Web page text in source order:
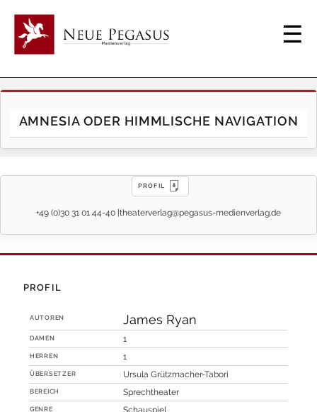
AMNESIA ODER HIMMLISCHE NAVIGATION
PROFIL
+49 (0)30 31 01 44-40 |theaterverlag@pegasus-medienverlag.de
PROFIL
AUTOREN James Ryan
DAMEN 1
HERREN 1
ÜBERSETZER Ursula Grützmacher-Tabori
BEREICH Sprechtheater
GENRE Schauspiel